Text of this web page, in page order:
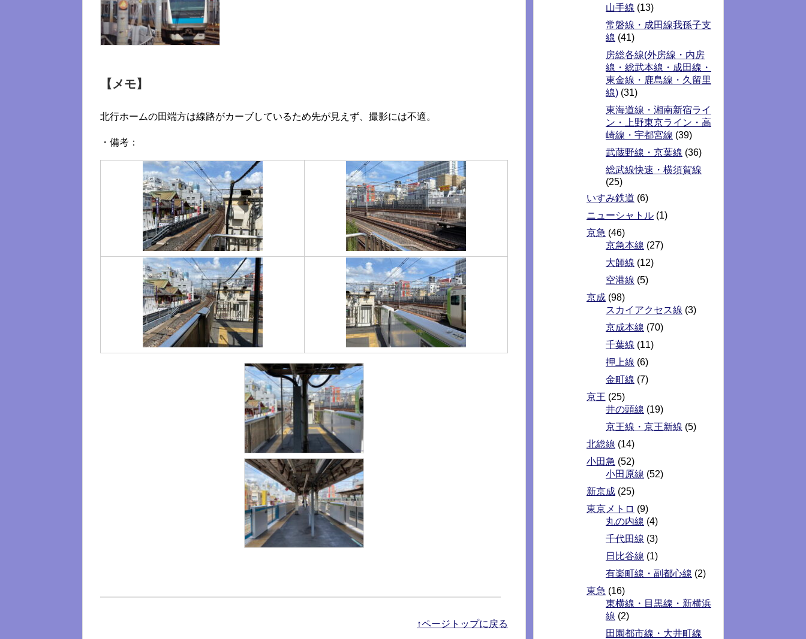
【メモ】
北行ホームの田端方は線路がカーブしているため先が見えず、撮影には不適。
・備考：
↑ページトップに戻る
山手線 (13)
常磐線・成田線我孫子支
線 (41)
房総各線(外房線・内房
線・総武本線・成田線・
東金線・鹿島線・久留里
線) (31)
東海道線・湘南新宿ライ
ン・上野東京ライン・高
崎線・宇都宮線 (39)
武蔵野線・京葉線 (36)
総武線快速・横須賀線
(25)
いすみ鉄道 (6)
ニューシャトル (1)
京急 (46)
京急本線 (27)
大師線 (12)
空港線 (5)
京成 (98)
スカイアクセス線 (3)
京成本線 (70)
千葉線 (11)
押上線 (6)
金町線 (7)
京王 (25)
井の頭線 (19)
京王線・京王新線 (5)
北総線 (14)
小田急 (52)
小田原線 (52)
新京成 (25)
東京メトロ (9)
丸の内線 (4)
千代田線 (3)
日比谷線 (1)
有楽町線・副都心線 (2)
東急 (16)
東横線・目黒線・新横浜
線 (2)
田園都市線・大井町線